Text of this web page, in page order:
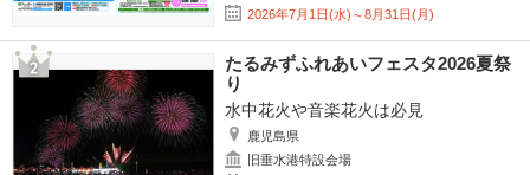
2026年7月1日(水)～8月31日(月)
たるみずふれあいフェスタ2026夏祭
り
水中花火や音楽花火は必見
鹿児島県
旧垂水港特設会場